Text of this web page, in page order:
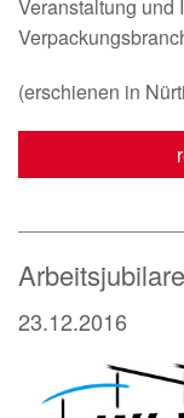
Veranstaltung und
(erschienen in
23.12.2016